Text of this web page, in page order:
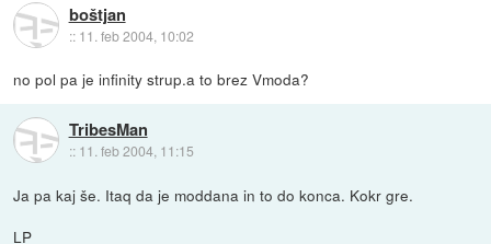
boštjan
:: 11. feb 2004, 10:02
no pol pa je infinity strup.a to brez Vmoda?
TribesMan
:: 11. feb 2004, 11:15
Ja pa kaj še. Itaq da je moddana in to do konca. Kokr gre.
LP